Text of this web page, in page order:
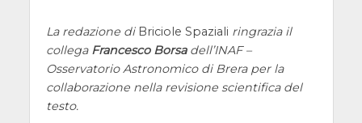
La redazione di Briciole Spaziali ringrazia il
collega Francesco Borsadell’INAF –
Osservatorio Astronomico di Brera per la
collaborazione nella revisione scientifica del
testo.